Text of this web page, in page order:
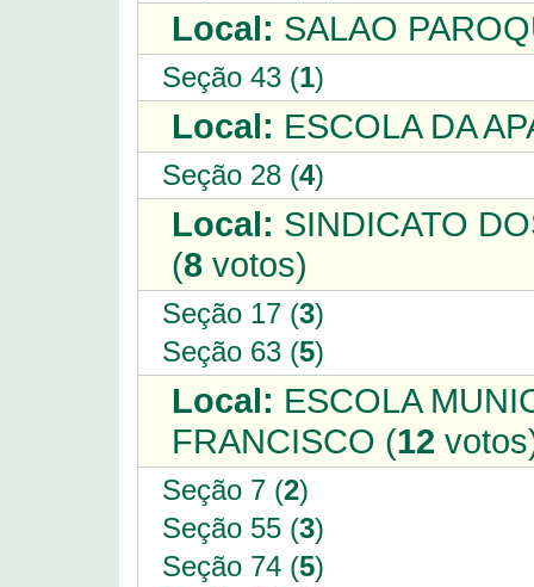
Local: SALAO
Seção 43 (1)
Local: ESCOLA DA
Seção 28 (4)
Local: SINDICATO
(8 votos)
Seção 17 (3)
Seção 63 (5)
Local: ESCOLA
FRANCISCO (12
Seção 7 (2)
Seção 55 (3)
Seção 74 (5)